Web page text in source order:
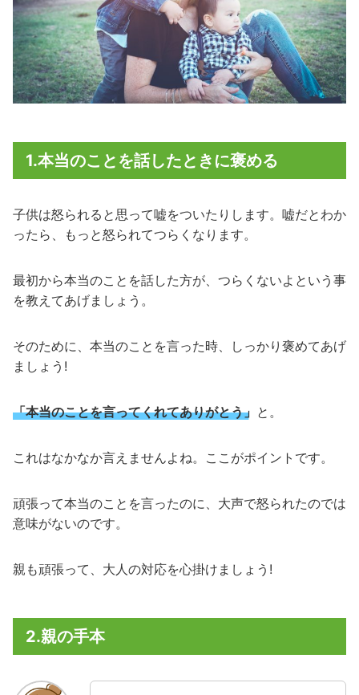
1.本当のことを話したときに褒める
子供は怒られると思って嘘をついたりします。嘘だとわか
ったら、もっと怒られてつらくなります。
最初から本当のことを話した方が、つらくないよという事
を教えてあげましょう。
そのために、本当のことを言った時、しっかり褒めてあげ
ましょう!
「本当のことを言ってくれてありがとう」 と。
これはなかなか言えませんよね。ここがポイントです。
頑張って本当のことを言ったのに、大声で怒られたのでは
意味がないのです。
親も頑張って、大人の対応を心掛けましょう!
2.親の手本